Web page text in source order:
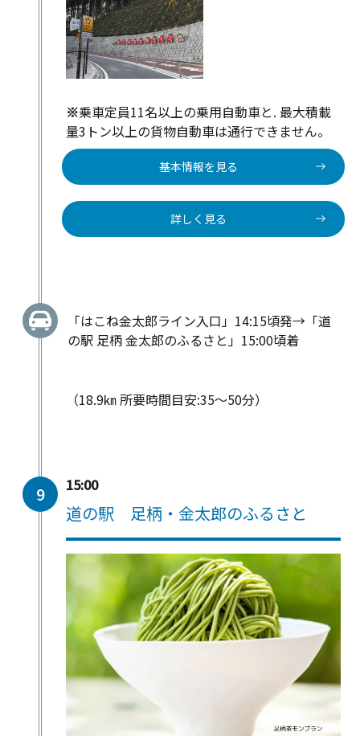
※乗車定員11名以上の乗用自動車と. 最大積載
量3トン以上の貨物自動車は通行できません。
基本情報を見る
詳しく見る
「はこね金太郎ライン入口」14:15頃発→「道
の駅 足柄 金太郎のふるさと」15:00頃着
（18.9㎞ 所要時間目安:35～50分）
9 15:00
道の駅 足柄・金太郎のふるさと